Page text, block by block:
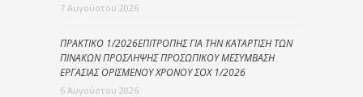
7 Αυγούστου 2026
ΠΡΑΚΤΙΚΟ 1/2026ΕΠΙΤΡΟΠΗΣ ΓΙΑ ΤΗΝ ΚΑΤΑΡΤΙΣΗ ΤΩΝ
ΠΙΝΑΚΩΝ ΠΡΟΣΛΗΨΗΣ ΠΡΟΣΩΠΙΚΟΥ ΜΕΣΥΜΒΑΣΗ
ΕΡΓΑΣΙΑΣ ΟΡΙΣΜΕΝΟΥ ΧΡΟΝΟΥ ΣΟΧ 1/2026
6 Αυγούστου 2026